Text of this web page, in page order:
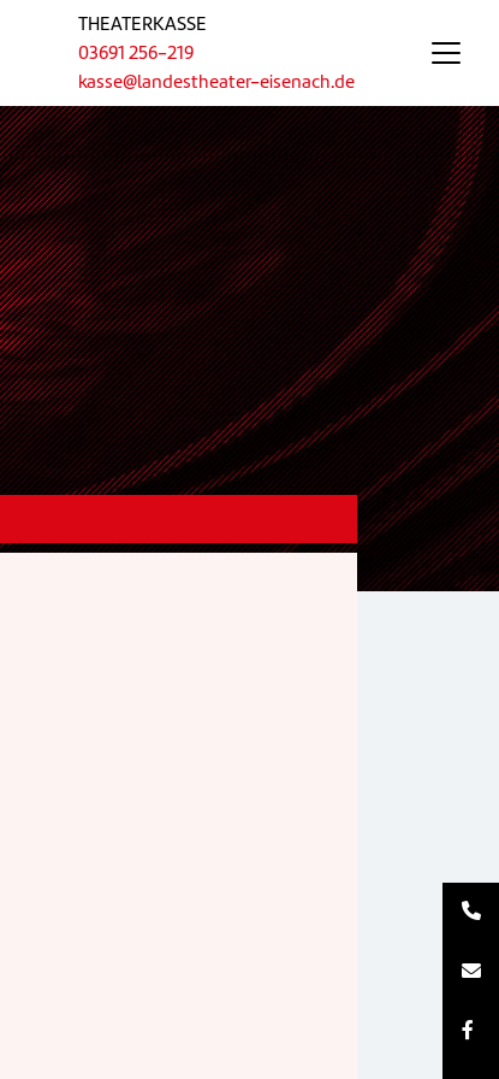
THEATERKASSE
03691 256-219
kasse@landestheater-eisenach.de